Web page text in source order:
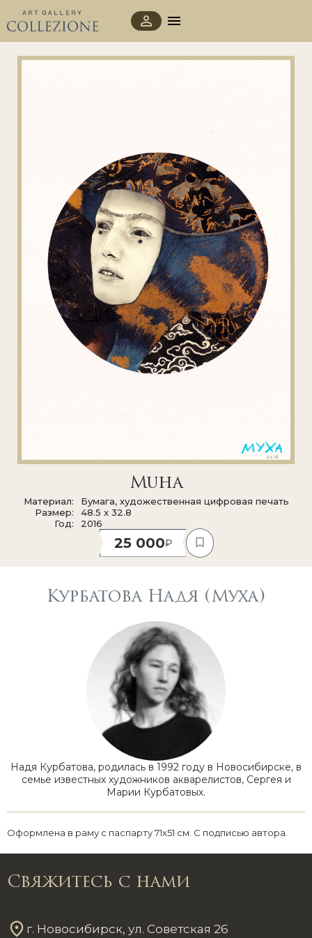
Мuha
Материал
Бумага, художественная цифровая печать
Размер
48.5 x 32.8
Год
2016
25 000
Курбатова Надя (Муха)
Надя Курбатова, родилась в 1992 году в Новосибирске, в
семье известных художников акварелистов, Сергея и
Марии Курбатовых.
Оформлена в раму с паспарту 71х51 см. С подписью автора.
Свяжитесь с нами
г. Новосибирск, ул. Советская 26